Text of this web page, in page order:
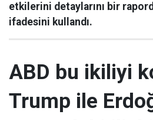
etkilerini detaylarını bir
ifadesini kullandı.
ABD bu ikiliyi
Trump ile